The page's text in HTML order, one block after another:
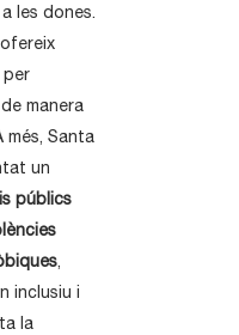
les dones.
per
manera
més, Santa
un
públics
,
inclusiu i
la